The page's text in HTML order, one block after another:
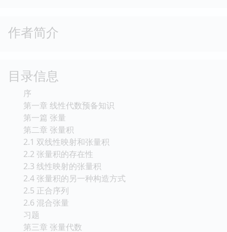
作者简介
目录信息
序
第一章 线性代数预备知识
第一篇 张量
第二章 张量积
2.1 双线性映射和张量积
2.2 张量积的存在性
2.3 线性映射的张量积
2.4 张量积的另一种构造方式
2.5 正合序列
2.6 混合张量
习题
第三章 张量代数